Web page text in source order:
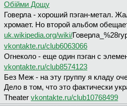
Обійми Дощу
Говерла - хороший пэган-метал.
хромает. Но второй альбом
uk.wikipedia.org/wiki/
vkontakte.ru/club6063066
Огнеколо - еще один пэган с
vkontakte.ru/club8574123
Без Меж - на эту группу я кладу
Дело в том, что это фактически
Theater vkontakte.ru/club10768499